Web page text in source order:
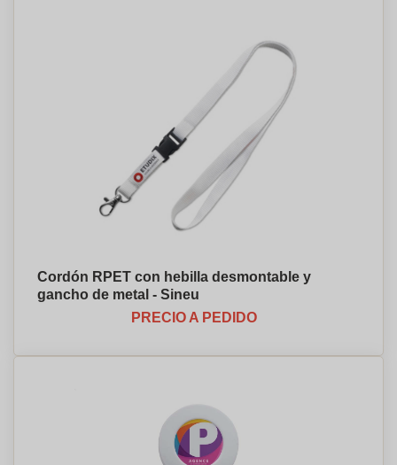
Cordón RPET con hebilla desmontable y
gancho de metal - Sineu
PRECIO A PEDIDO